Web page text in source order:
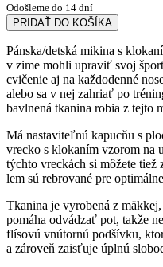
Odošleme do 14 dní
PRIDAŤ DO KOŠÍKA
Pánska/detská mikina s
v zime mohli upraviť svoj
cvičenie aj na každodenné
alebo sa v nej zahriať po
bavlnená tkanina robia z tejto
Má nastaviteľnú kapucňu s
vrecko s klokaním vzorom na
týchto vreckách si môžete
lem sú rebrované pre
Tkanina je vyrobená z
pomáha odvádzať pot, takže
flísovú vnútornú podšívku,
a zároveň zaisťuje úplnú